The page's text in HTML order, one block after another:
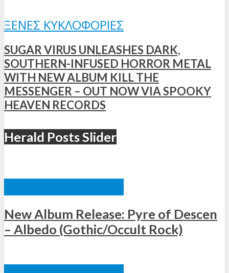
ΞΈΝΕΣ ΚΥΚΛΟΦΟΡΊΕΣ
SUGAR VIRUS UNLEASHES DARK,
SOUTHERN-INFUSED HORROR METAL
WITH NEW ALBUM KILL THE
MESSENGER – OUT NOW VIA SPOOKY
HEAVEN RECORDS
Herald Posts Slider
New Album Release: Pyre of Descen
– Albedo (Gothic/Occult Rock)